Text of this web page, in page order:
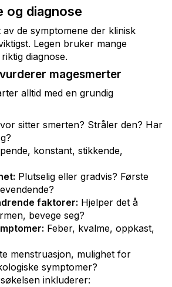
og diagnose
de symptomene der klinisk
Legen bruker mange
diagnose.
magesmerter
alltid med en grundig
sitter smerten? Stråler den? Har
konstant, stikkende,
Plutselig eller gradvis? Første
faktorer: Hjelper det å
bevege seg?
Feber, kvalme, oppkast,
menstruasjon, mulighet for
symptomer?
inkluderer: